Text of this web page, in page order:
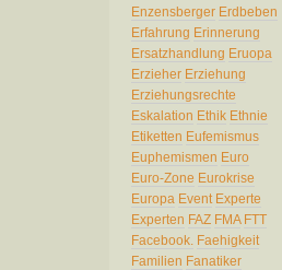
Enzensberger Erdbeben
Erfahrung Erinnerung
Ersatzhandlung Eruopa
Erzieher Erziehung
Erziehungsrechte
Eskalation Ethik Ethnie
Etiketten Eufemismus
Euphemismen Euro
Euro-Zone Eurokrise
Europa Event Experte
Experten FAZ FMA FTT
Facebook. Faehigkeit
Familien Fanatiker